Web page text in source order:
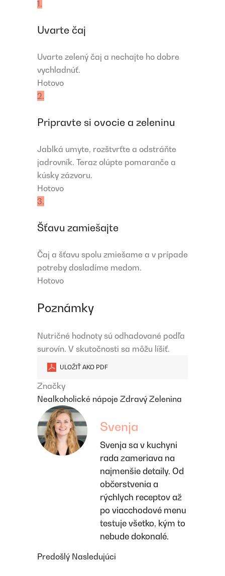
1.
Uvarte čaj
Uvarte zelený čaj a nechajte ho dobre
vychladnúť.
Hotovo
2.
Pripravte si ovocie a zeleninu
Jablká umyte, rozštvrťte a odstráňte
jadrovník. Teraz olúpte pomaranče a
kúsky zázvoru.
Hotovo
3.
Šťavu zamiešajte
Čaj a šťavu spolu zmiešame a v prípade
potreby dosladíme medom.
Hotovo
Poznámky
Nutričné ​​hodnoty sú odhadované podľa
surovín. V skutočnosti sa môžu líšiť.
ULOŽIŤ AKO PDF
Značky
Nealkoholické nápoje Zdravý Zelenina
Svenja
Svenja sa v kuchyni
rada zameriava na
najmenšie detaily. Od
občerstvenia a
rýchlych receptov až
po viacchodové menu
testuje všetko, kým to
nebude dokonalé.
Predošlý Nasledujúci